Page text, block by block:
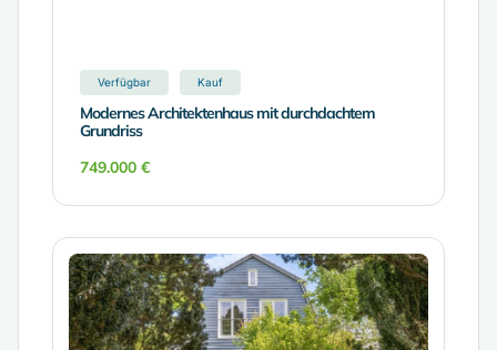
Verfügbar Kauf
Modernes Architektenhaus mit durchdachtem
Grundriss
749.000 €